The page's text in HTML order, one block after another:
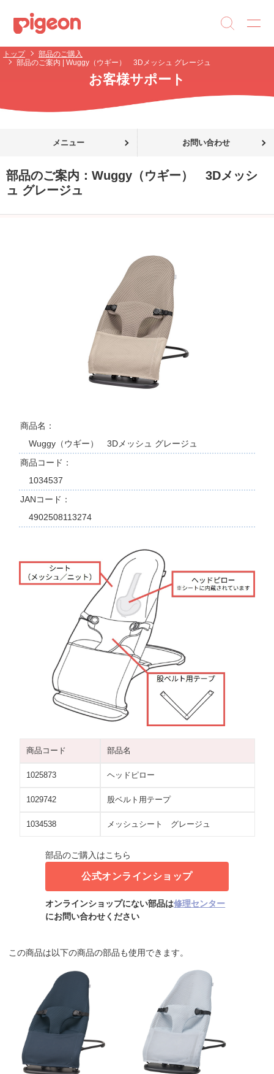
トップ
部品のご購入
部品のご案内 | Wuggy（ウギー） 3Dメッシュ グレージュ
お客様サポート
メニュー お問い合わせ
部品のご案内： Wuggy（ウギー） 3Dメッシ
ュ グレージュ
商品名
Wuggy（ウギー） 3Dメッシュ グレージュ
商品コード
1034537
JANコード
4902508113274
商品コード 部品名
1025873 ヘッドピロー
1029742 股ベルト用テープ
1034538 メッシュシート グレージュ
部品のご購入はこちら
公式オンラインショップ
オンラインショップにない部品は修理センター
にお問い合わせください
この商品は以下の商品の部品も使用できます。